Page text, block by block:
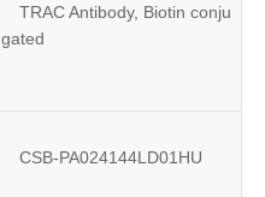
TRAC Antibody, Biotin conju
gated
CSB-PA024144LD01HU